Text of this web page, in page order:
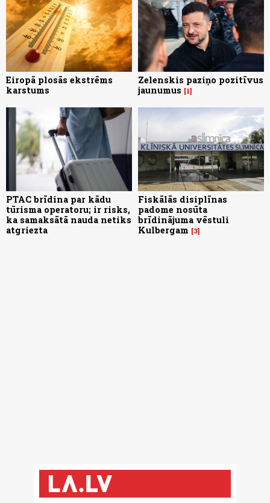
Eiropā plosās ekstrēms
karstums
Zelenskis paziņo pozitīvus
jaunumus
1
PTAC brīdina par kādu
tūrisma operatoru; ir risks,
ka samaksātā nauda netiks
atgriezta
Fiskālās disiplīnas
padome nosūta
brīdinājuma vēstuli
Kulbergam
3